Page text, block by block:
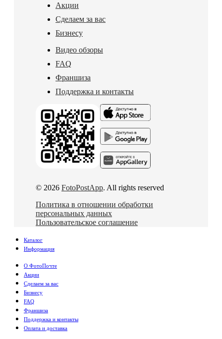
Акции
Сделаем за вас
Бизнесу
Видео обзоры
FAQ
Франшиза
Поддержка и контакты
© 2026 FotoPostApp. All rights reserved
Политика в отношении обработки
персональных данных
Пользовательское соглашение
Каталог
Информация
О ФотоПочте
Акции
Сделаем за вас
Бизнесу
FAQ
Франшиза
Поддержка и контакты
Оплата и доставка